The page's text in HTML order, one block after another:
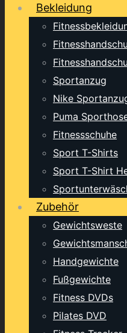
Bekleidung
Sportanzug
Nike
Puma
Fitnessschuhe
Sport T-Shirts
Sport T-Shirt
Zubehör
Gewichtsweste
Handgewichte
Fußgewichte
Fitness DVDs
Pilates DVD